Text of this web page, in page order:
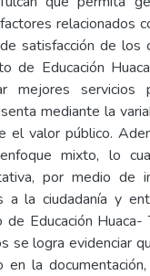
relacionados
satisfacción de los
de Educación
mejores
mediante la
el valor público.
mixto, lo
por medio de
a la ciudadanía y
Educación
se logra evidenciar
en la